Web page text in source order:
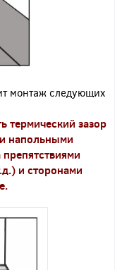
монтаж следующих
термический зазор
напольными
и сторонами